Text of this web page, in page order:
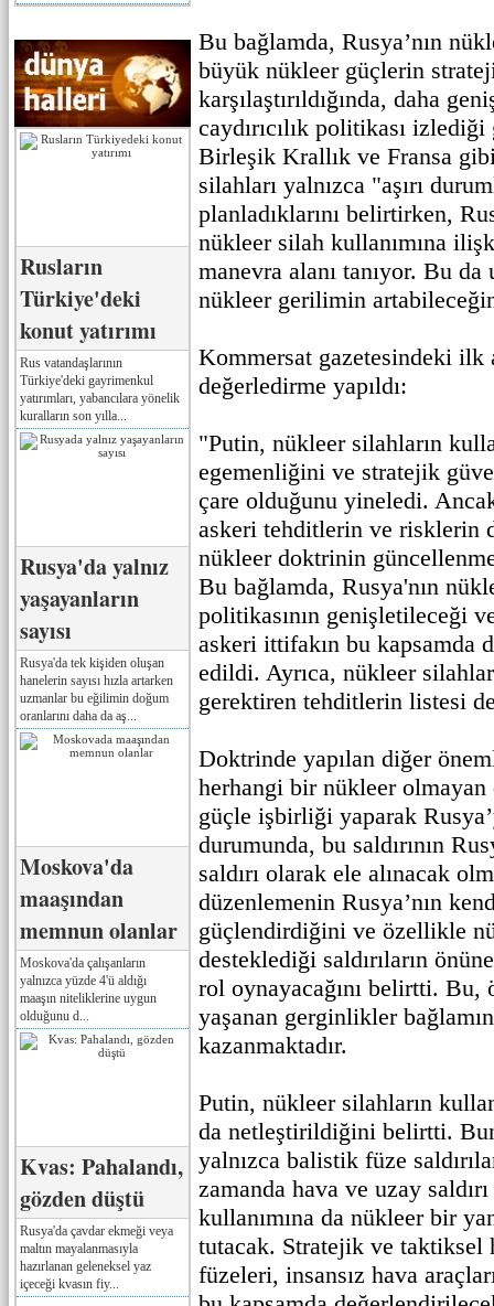
Rusların
Türkiye'deki
konut yatırımı
Rus vatandaşlarının
Türkiye'deki gayrimenkul
yatırımları, yabancılara yönelik
kuralların son yılla...
Rusya'da yalnız
yaşayanların
sayısı
Rusya'da tek kişiden oluşan
hanelerin sayısı hızla artarken
uzmanlar bu eğilimin doğum
oranlarını daha da aş...
Moskova'da
maaşından
memnun olanlar
Moskova'da çalışanların
yalnızca yüzde 4'ü aldığı
maaşın niteliklerine uygun
olduğunu d...
Kvas: Pahalandı,
gözden düştü
Rusya'da çavdar ekmeği veya
maltın mayalanmasıyla
hazırlanan geleneksel yaz
içeceği kvasın fiy...
Bu bağlamda, Rusya’nın
büyük nükleer güçlerin
karşılaştırıldığında, daha
caydırıcılık politikası
Birleşik Krallık ve Fransa
silahları yalnızca "aşırı
planladıklarını belirtirken,
nükleer silah kullanımına
manevra alanı tanıyor. Bu da
nükleer gerilimin
Kommersat gazetesindeki ilk
değerledirme yapıldı:
"Putin, nükleer silahların
egemenliğini ve stratejik
çare olduğunu yineledi.
askeri tehditlerin ve risklerin
nükleer doktrinin
Bu bağlamda, Rusya'nın
politikasının genişletileceği
askeri ittifakın bu kapsamda
edildi. Ayrıca, nükleer
gerektiren tehditlerin listesi
Doktrinde yapılan diğer
herhangi bir nükleer
güçle işbirliği yaparak
durumunda, bu saldırının
saldırı olarak ele alınacak
düzenlemenin Rusya’nın
güçlendirdiğini ve özellikle
desteklediği saldırıların
rol oynayacağını belirtti. Bu,
yaşanan gerginlikler
kazanmaktadır.
Putin, nükleer silahların
da netleştirildiğini belirtti.
yalnızca balistik füze
zamanda hava ve uzay
kullanımına da nükleer bir
tutacak. Stratejik ve taktiksel
füzeleri, insansız hava